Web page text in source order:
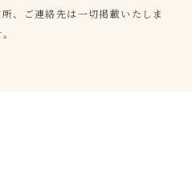
、ご連絡先は一切掲載いたしま